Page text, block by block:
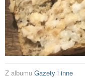
Z albumu Gazety i inne